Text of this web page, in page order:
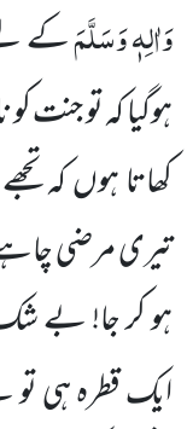
وَاٰلِہٖ وَسَلَّمَکے
ہوگیا کہ تو جنت
کھاتا ہوں کہ
تیری مرضی چاہے
ہو کر جا! بے
ایک قطرہ ہی